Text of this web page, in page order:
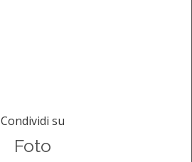
Condividi su
Foto